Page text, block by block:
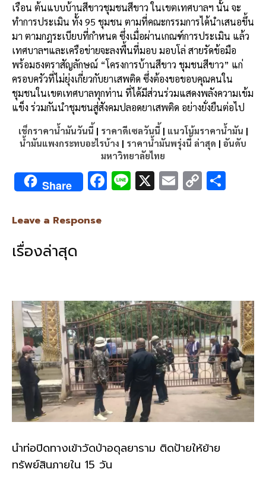
เรือน ต้นแบบบ้านสีขาวชุมชนสีขาว ในเขตเทศบาลฯ นั้น จะ
ทำการประเมิน ทั้ง 95 ชุมชน ตามที่คณะกรรมการได้นำเสนอขึ้น
มา ตามกฎระเบียบที่กำหนด ซึ่งเมื่อผ่านเกณฑ์การประเมิน แล้ว
เทศบาลฯและเครือข่ายจะลงพื้นที่มอบ มอบโล่ สายรัดข้อมือ
พร้อมธงตราสัญลักษณ์ “โครงการบ้านสีขาว ชุมชนสีขาว” แก่
ครอบครัวที่ไม่ยุ่งเกี่ยวกับยาเสพติด ซึ่งต้องขอขอบคุณคนใน
ชุมชนในเขตเทศบาลทุกท่าน ที่ได้มีส่วนร่วมแสดงพลังความเข้ม
แข็ง ร่วมกันนำชุมชนสู่สังคมปลอดยาเสพติด อย่างยั่งยืนต่อไป
เช็กราคาน้ำมันวันนี้ | ราคาดีเซลวันนี้ | แนวโน้มราคาน้ำมัน |
น้ำมันแพงกระทบอะไรบ้าง | ราคาน้ำมันพรุ่งนี้ ล่าสุด | อันดับ
มหาวิทยาลัยไทย
Share F
k
Li X E C
Leave a Response
เรื่องล่าสุด
นำท่อปิดทางเข้าวัดป่าอดุลยาราม ติดป้ายให้ย้าย
ทรัพย์สินภายใน 15 วัน